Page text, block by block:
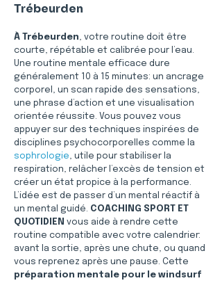
Trébeurden
À Trébeurden, votre routine doit être
courte, répétable et calibrée pour l’eau.
Une routine mentale efficace dure
généralement 10 à 15 minutes: un ancrage
corporel, un scan rapide des sensations,
une phrase d’action et une visualisation
orientée réussite. Vous pouvez vous
appuyer sur des techniques inspirées de
disciplines psychocorporelles comme la
sophrologie, utile pour stabiliser la
respiration, relâcher l’excès de tension et
créer un état propice à la performance.
L’idée est de passer d’un mental réactif à
un mental guidé. COACHING SPORT ET
QUOTIDIEN vous aide à rendre cette
routine compatible avec votre calendrier:
avant la sortie, après une chute, ou quand
vous reprenez après une pause. Cette
préparation mentale pour le windsurf